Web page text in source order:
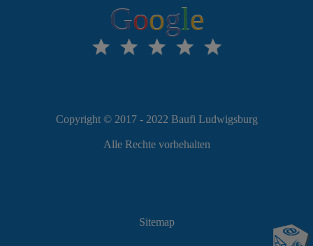
Google
Copyright © 2017 - 2022 Baufi Ludwigsburg
Alle Rechte vorbehalten
Sitemap